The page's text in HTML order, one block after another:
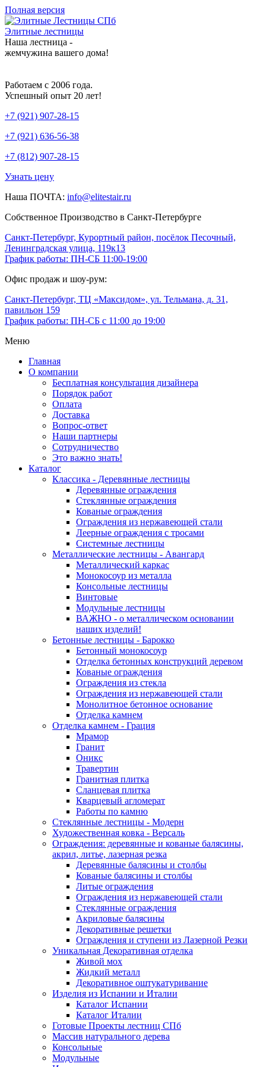
Полная версия
Элитные лестницы
Наша лестница -
жемчужина вашего дома!
Работаем с 2006 года.
Успешный опыт 20 лет!
+7 (921) 907-28-15
+7 (921) 636-56-38
+7 (812) 907-28-15
Узнать цену
Наша ПОЧТА: info@elitestair.ru
Собственное Производство в Санкт-Петербурге
Санкт-Петербург, Курортный район, посёлок Песочный,
Ленинградская улица, 119к13
График работы: ПН-СБ 11:00-19:00
Офис продаж и шоу-рум:
Санкт-Петербург, ТЦ «Максидом», ул. Тельмана, д. 31,
павильон 159
График работы: ПН-СБ с 11:00 до 19:00
Меню
Главная
О компании
Бесплатная консультация дизайнера
Порядок работ
Оплата
Доставка
Вопрос-ответ
Наши партнеры
Сотрудничество
Это важно знать!
Каталог
Классика - Деревянные лестницы
Деревянные ограждения
Стеклянные ограждения
Кованые ограждения
Ограждения из нержавеющей стали
Леерные ограждения с тросами
Системные лестницы
Металлические лестницы - Авангард
Металлический каркас
Монокосоур из металла
Консольные лестницы
Винтовые
Модульные лестницы
ВАЖНО - о металлическом основании
наших изделий!
Бетонные лестницы - Барокко
Бетонный монокосоур
Отделка бетонных конструкций деревом
Кованые ограждения
Ограждения из стекла
Ограждения из нержавеющей стали
Монолитное бетонное основание
Отделка камнем
Отделка камнем - Грация
Мрамор
Гранит
Оникс
Травертин
Гранитная плитка
Сланцевая плитка
Кварцевый агломерат
Работы по камню
Стеклянные лестницы - Модерн
Художественная ковка - Версаль
Ограждения: деревянные и кованые балясины,
акрил, литье, лазерная резка
Деревянные балясины и столбы
Кованые балясины и столбы
Литые ограждения
Ограждения из нержавеющей стали
Стеклянные ограждения
Акриловые балясины
Декоративные решетки
Ограждения и ступени из Лазерной Резки
Уникальная Декоративная отделка
Живой мох
Жидкий металл
Декоративное оштукатуривание
Изделия из Испании и Италии
Каталог Испании
Каталог Италии
Готовые Проекты лестниц СПб
Массив натурального дерева
Консольные
Модульные